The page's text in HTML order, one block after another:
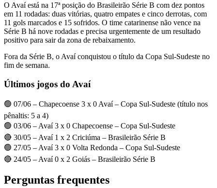
O Avaí está na 17ª posição do Brasileirão Série B com dez pontos
em 11 rodadas: duas vitórias, quatro empates e cinco derrotas, com
11 gols marcados e 15 sofridos. O time catarinense não vence na
Série B há nove rodadas e precisa urgentemente de um resultado
positivo para sair da zona de rebaixamento.
Fora da Série B, o Avaí conquistou o título da Copa Sul-Sudeste no
fim de semana.
Últimos jogos do Avaí
🟢 07/06 – Chapecoense 3 x 0 Avaí – Copa Sul-Sudeste (título nos
pênaltis: 5 a 4)
🟢 03/06 – Avaí 3 x 0 Chapecoense – Copa Sul-Sudeste
🔴 30/05 – Avaí 1 x 2 Criciúma – Brasileirão Série B
🟢 27/05 – Avaí 3 x 0 Volta Redonda – Copa Sul-Sudeste
🔴 24/05 – Avaí 0 x 2 Goiás – Brasileirão Série B
Perguntas frequentes